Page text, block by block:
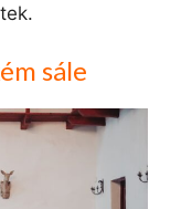
sále